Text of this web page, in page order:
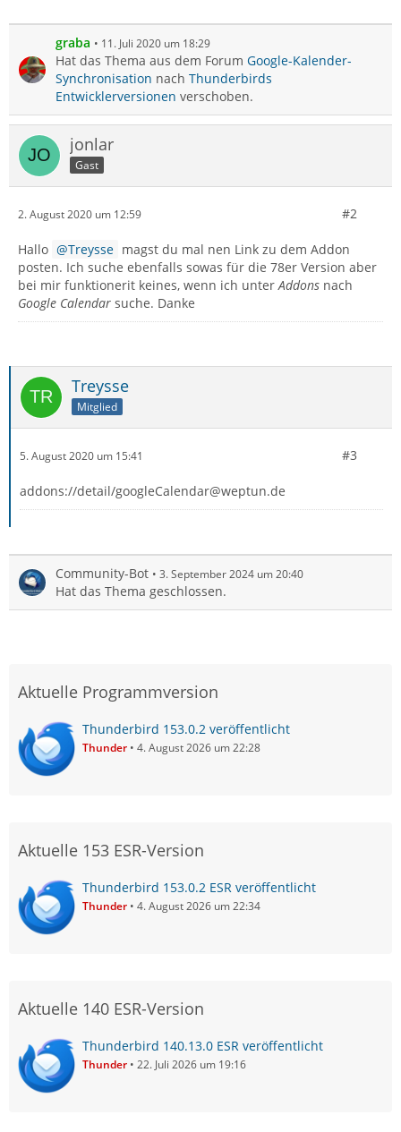
graba 11. Juli 2020 um 18:29
Hat das Thema aus dem Forum Google-Kalender-
Synchronisation nach Thunderbirds
Entwicklerversionen verschoben.
jonlar
Gast
2. August 2020 um 12:59 #2
Hallo Treysse magst du mal nen Link zu dem Addon
posten. Ich suche ebenfalls sowas für die 78er Version aber
bei mir funktionerit keines, wenn ich unterAddons nach
Google Calendar suche. Danke
Treysse
Mitglied
5. August 2020 um 15:41 #3
addons://detail/googleCalendar@weptun.de
Community-Bot 3. September 2024 um 20:40
Hat das Thema geschlossen.
Aktuelle Programmversion
Thunderbird 153.0.2 veröffentlicht
Thunder 4. August 2026 um 22:28
Aktuelle 153 ESR-Version
Thunderbird 153.0.2 ESR veröffentlicht
Thunder 4. August 2026 um 22:34
Aktuelle 140 ESR-Version
Thunderbird 140.13.0 ESR veröffentlicht
Thunder 22. Juli 2026 um 19:16